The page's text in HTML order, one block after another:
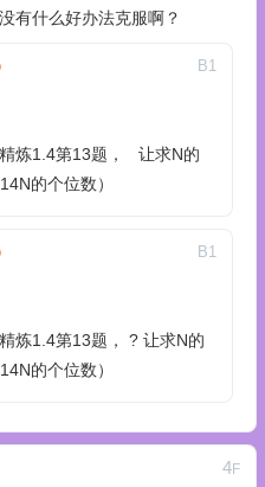
有什么好办法克服啊？
B1
炼1.4第13题， 让求N的
的个位数）
B1
炼1.4第13题， ? 让求N的
的个位数）
4F